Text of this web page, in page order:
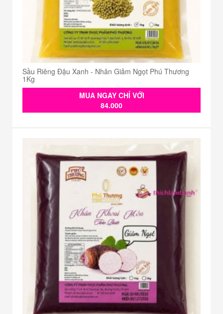
Sầu Riêng Đậu Xanh - Nhân Giảm Ngọt Phú Thương
1Kg
MUA NGAY CHỈ VỚI
84.000